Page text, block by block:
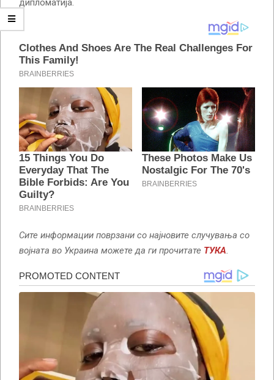
дипломатија.
Сите информации поврзани со најновите случувања со
војната во Украина можете да ги прочитате ТУКА.